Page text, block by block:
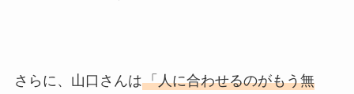
さらに、山口さんは「人に合わせるのがもう無